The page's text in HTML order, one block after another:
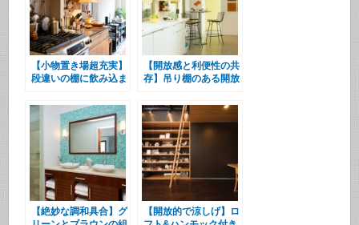
【小物置き場超充実】
段違いの棚に飲み込ま
【開放感と利便性の共
存】吊り棚のある開放
【絶妙な調和具合】グ
【開放的で涼しげ】ロ